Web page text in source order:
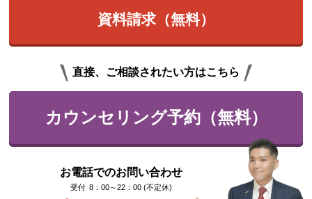
資料請求（無料）
直接、ご相談されたい方はこちら
カウンセリング予約（無料）
お電話でのお問い合わせ
8：00～22：00 (不定休)